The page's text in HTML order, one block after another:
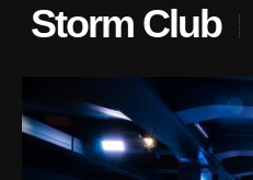
Storm Club